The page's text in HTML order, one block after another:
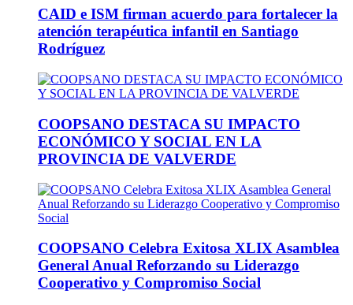
CAID e ISM firman acuerdo para fortalecer la
atención terapéutica infantil en Santiago
Rodríguez
COOPSANO DESTACA SU IMPACTO
ECONÓMICO Y SOCIAL EN LA
PROVINCIA DE VALVERDE
COOPSANO Celebra Exitosa XLIX Asamblea
General Anual Reforzando su Liderazgo
Cooperativo y Compromiso Social